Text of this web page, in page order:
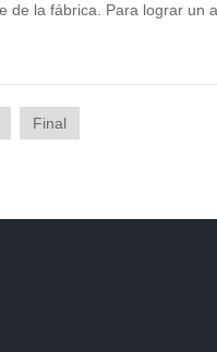
de la fábrica. Para lograr un
Final